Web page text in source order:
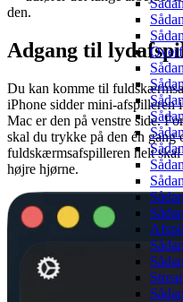
den.
Adgang til
Du kan komme til
iPhone sidder mini-afspilleren
Mac er den på venstre side.
skal du trykke på den én gang
fuldskærmsafspilleren helt
højre hjørne.